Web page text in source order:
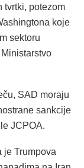
tvrtki, potezom
koje
sektoru
SAD moraju
sankcije
JCPOA.
je Trumpova